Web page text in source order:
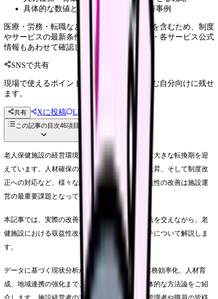
具体的な数値とプロセスを示した改善事例
医療・労務・転職など判断に影響する内容を含むため、制度
やサービスの最新条件は公的機関・勤務先・各サービス公式
情報もあわせて確認してください。
SNSで共有
現場で使えるポイントを、同僚やあとで読む自分向けに残せ
ます。
共有 Xに投稿 LINE
投稿文コピー
この記事の目次46項目
老人保健施設の経営環境は、2025年問題を目前に大きな転換期を迎
えています。人材確保の困難さや運営コストの上昇、そして制度改
正への対応など、様々な課題に直面する中、収益性の改善は施設運
営の最重要課題となっています。
本記事では、実際の改善事例や具体的な実施方法を交えながら、老
健施設における収益性改善の効果的なアプローチについて解説しま
す。
データに基づく現状分析から、ICTを活用した業務効率化、人材育
成、地域連携の強化まで、現場で実践できる具体的な方法論をご紹